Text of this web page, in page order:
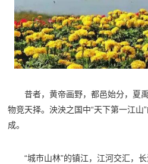
昔者，黄帝画野，都邑始分，夏
物竞天择。泱泱之国中“天下第一江山
成。
“城市山林”的镇江，江河交汇，